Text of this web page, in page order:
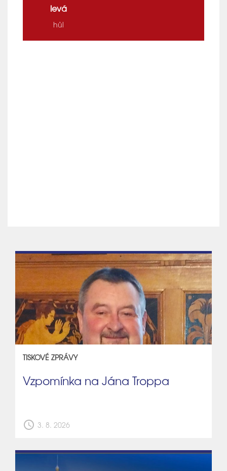
levá
hůl
TISKOVÉ ZPRÁVY
Vzpomínka na Jána Troppa
schedule 3. 8. 2026